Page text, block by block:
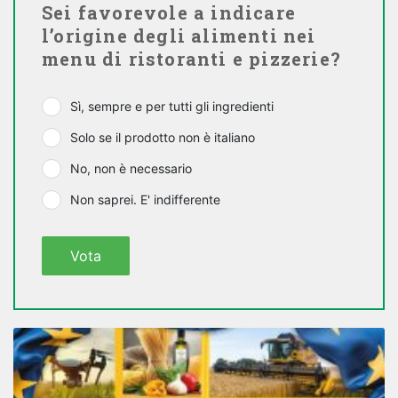
Sei favorevole a indicare
l’origine degli alimenti nei
menu di ristoranti e pizzerie?
Sì, sempre e per tutti gli ingredienti
Solo se il prodotto non è italiano
No, non è necessario
Non saprei. E' indifferente
Vota